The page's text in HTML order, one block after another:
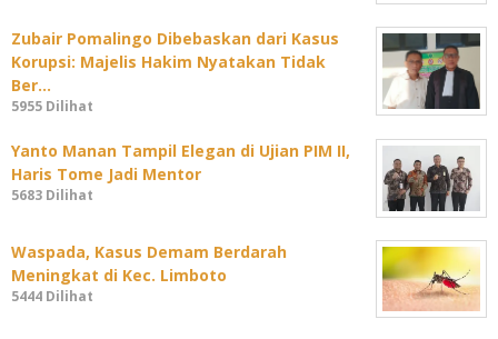
Zubair Pomalingo Dibebaskan dari Kasus
Korupsi: Majelis Hakim Nyatakan Tidak
Ber…
5955 Dilihat
Yanto Manan Tampil Elegan di Ujian PIM II,
Haris Tome Jadi Mentor
5683 Dilihat
Waspada, Kasus Demam Berdarah
Meningkat di Kec. Limboto
5444 Dilihat